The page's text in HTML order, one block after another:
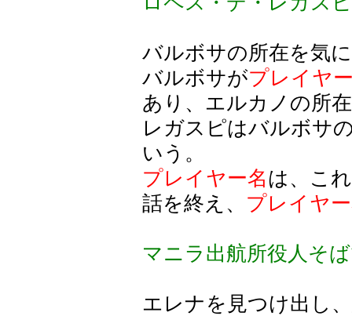
バルボサの所在を気
バルボサがプレイヤ
あり、エルカノの所
レガスピはバルボサ
いう。
プレイヤー名は、こ
話を終え、 プレイヤ
マニラ出航所役人そ
エレナを見つけ出し